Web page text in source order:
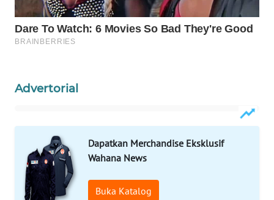
Advertorial
Dapatkan Merchandise Eksklusif
Wahana News
Buka Katalog
ID
MARTABAT
PLN
MKLI
LPKKI
LKKI